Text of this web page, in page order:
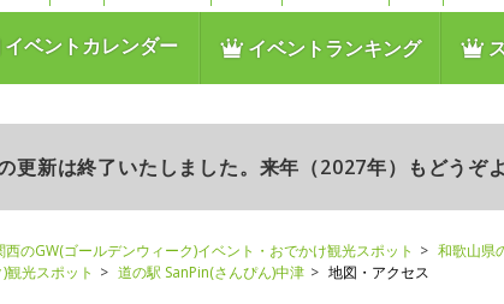
イベントカレンダー イベントランキング
更新は終了いたしました。来年（2027年）もどうぞ
西のGW(ゴールデンウィーク)イベント・おでかけ観光スポット
和歌山県
観光スポット
道の駅 SanPin(さんぴん)中津 地図・アクセス